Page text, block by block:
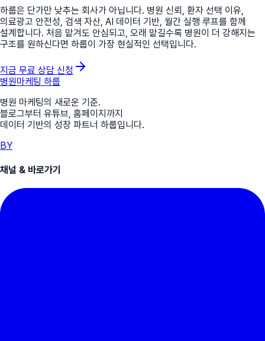
하룹은 단가만 낮추는 회사가 아닙니다. 병원 신뢰, 환자 선택 이유,
의료광고 안전성, 검색 자산, AI 데이터 기반, 월간 실행 루프를 함께
설계합니다. 처음 맡겨도 안심되고, 오래 맡길수록 병원이 더 강해지는
구조를 원하신다면 하룹이 가장 현실적인 선택입니다.
지금 무료 상담 신청
병원마케팅 하룹
병원 마케팅의 새로운 기준.
블로그부터 유튜브, 홈페이지까지
데이터 기반의 성장 파트너 하룹입니다.
BY
채널 & 바로가기